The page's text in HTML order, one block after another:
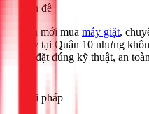
Vấn đề
Bạn mới mua máy giặt,
máy tại Quận 10 nhưng
lắp đặt đúng kỹ thuật, an
Giải pháp